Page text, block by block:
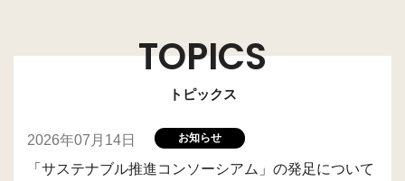
TOPICS
トピックス
2026年07月14日 お知らせ
「サステナブル推進コンソーシアム」の発足について